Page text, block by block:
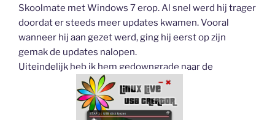
Skoolmate met Windows 7 erop. Al snel werd hij trager
doordat er steeds meer updates kwamen. Vooral
wanneer hij aan gezet werd, ging hij eerst op zijn
gemak de updates nalopen.
Uiteindelijk heb ik hem gedowngrade naar de